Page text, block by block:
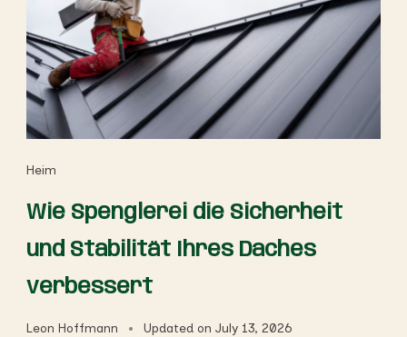
Heim
Wie Spenglerei die Sicherheit
und Stabilität Ihres Daches
verbessert
Leon Hoffmann Updated on July 13, 2026